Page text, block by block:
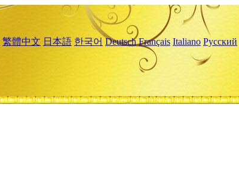
繁體中文 日本語 한국어 Deutsch Français Italiano Русский